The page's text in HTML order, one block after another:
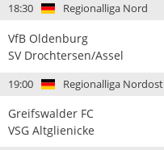
18:30 Regionalliga Nord
VfB Oldenburg
SV Drochtersen/Assel
19:00 Regionalliga Nordost
Greifswalder FC
VSG Altglienicke